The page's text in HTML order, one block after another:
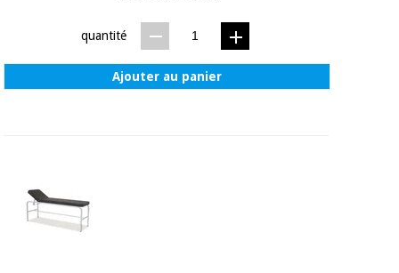
Vétérinaire
chirurgicaux
(déstockage)
Armoires
quantité
Ajouter au panier